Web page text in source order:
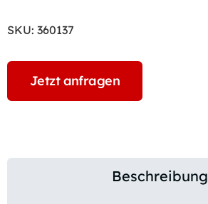
SKU: 360137
Jetzt anfragen
Beschreibung